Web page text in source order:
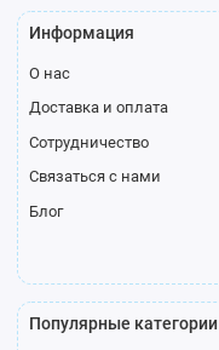
Информация
О нас
Доставка и оплата
Сотрудничество
Связаться с нами
Блог
Популярные категории